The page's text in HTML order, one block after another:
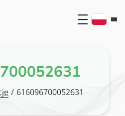
/ 616096700052631